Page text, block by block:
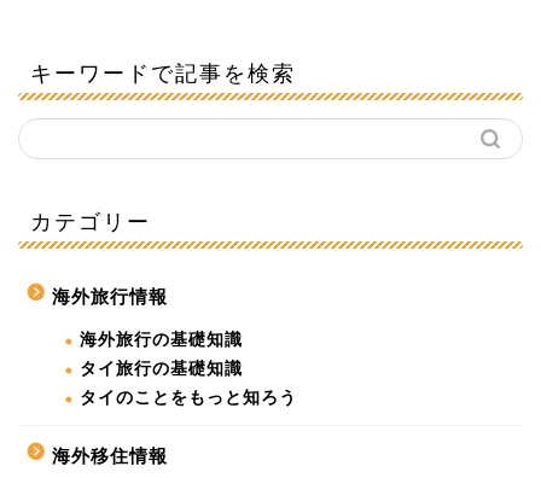
キーワードで記事を検索
カテゴリー
海外旅行情報
海外旅行の基礎知識
タイ旅行の基礎知識
タイのことをもっと知ろう
海外移住情報